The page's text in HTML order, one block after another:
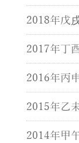
2018年戊
2017年丁
2016年丙
2015年乙
2014年甲